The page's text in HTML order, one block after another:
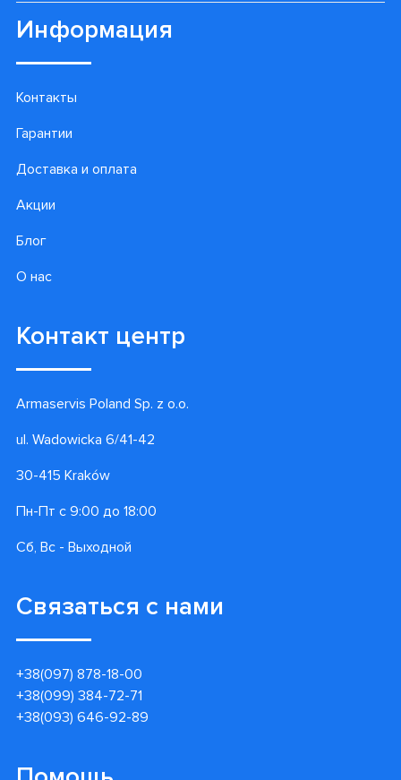
Информация
Контакты
Гарантии
Доставка и оплата
Акции
Блог
О нас
Контакт центр
Armaservis Poland Sp. z o.o.
ul. Wadowicka 6/41-42
30-415 Kraków
Пн-Пт с 9:00 до 18:00
Сб, Вс - Выходной
Связаться с нами
+38(097) 878-18-00
+38(099) 384-72-71
+38(093) 646-92-89